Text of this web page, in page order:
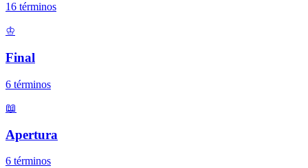
16 términos
♔
Final
6 términos
📖
Apertura
6 términos